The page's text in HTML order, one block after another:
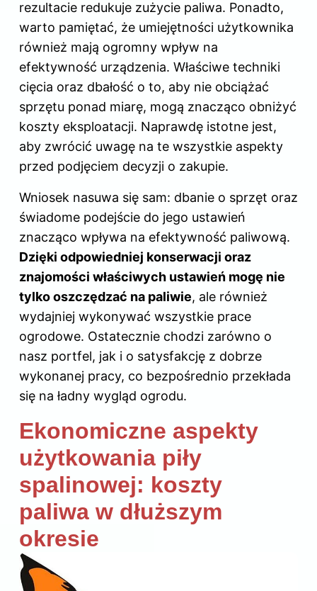
rezultacie redukuje zużycie paliwa. Ponadto,
warto pamiętać, że umiejętności użytkownika
również mają ogromny wpływ na
efektywność urządzenia. Właściwe techniki
cięcia oraz dbałość o to, aby nie obciążać
sprzętu ponad miarę, mogą znacząco obniżyć
koszty eksploatacji. Naprawdę istotne jest,
aby zwrócić uwagę na te wszystkie aspekty
przed podjęciem decyzji o zakupie.
Wniosek nasuwa się sam: dbanie o sprzęt oraz
świadome podejście do jego ustawień
znacząco wpływa na efektywność paliwową.
Dzięki odpowiedniej konserwacji oraz
znajomości właściwych ustawień mogę nie
tylko oszczędzać na paliwie, ale również
wydajniej wykonywać wszystkie prace
ogrodowe. Ostatecznie chodzi zarówno o
nasz portfel, jak i o satysfakcję z dobrze
wykonanej pracy, co bezpośrednio przekłada
się na ładny wygląd ogrodu.
Ekonomiczne aspekty
użytkowania piły
spalinowej: koszty
paliwa w dłuższym
okresie